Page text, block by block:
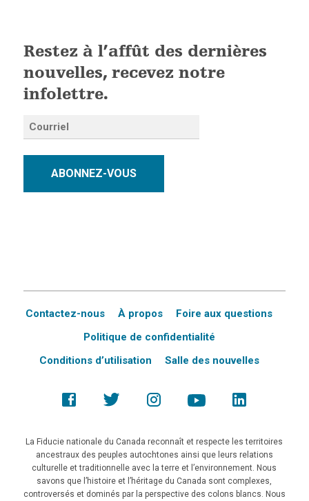
Restez à l’affût des dernières
nouvelles, recevez notre
infolettre.
ABONNEZ-VOUS
Contactez-nous À propos
Foire aux questions
Politique de confidentialité
Conditions d’utilisation
Salle des nouvelles
La Fiducie nationale du Canada reconnaît et respecte les territoires
ancestraux des peuples autochtones ainsi que leurs relations
culturelle et traditionnelle avec la terre et l’environnement. Nous
savons que l’histoire et l’héritage du Canada sont complexes,
controversés et dominés par la perspective des colons blancs. Nous